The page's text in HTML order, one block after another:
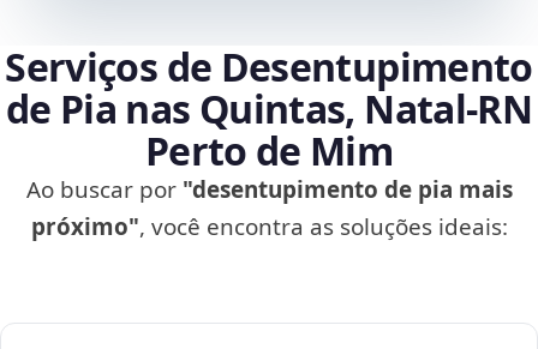
Serviços de Desentupimento
de Pia nas Quintas, Natal‑RN
Perto de Mim
Ao buscar por "desentupimento de pia mais
próximo", você encontra as soluções ideais: